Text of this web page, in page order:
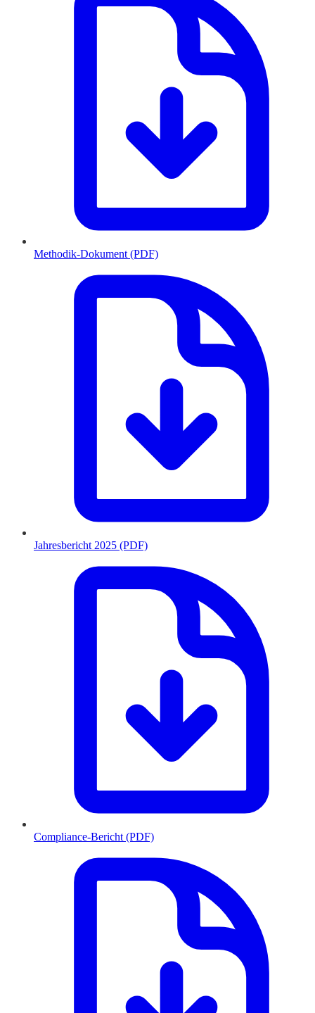
Methodik-Dokument (PDF)
Jahresbericht 2025 (PDF)
Compliance-Bericht (PDF)